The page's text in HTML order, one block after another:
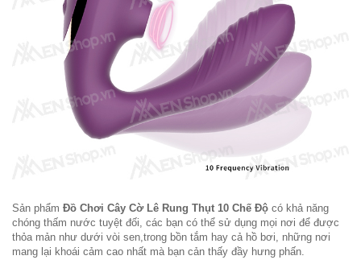
Sản phẩm Đồ Chơi Cây Cờ Lê Rung Thụt 10 Chế Độ có khả năng
chóng thấm nước tuyệt đối, các bạn có thể sử dụng mọi nơi để được
thỏa mản như dưới vòi sen,trong bồn tắm hay cả hồ bơi, những nơi
mang lại khoái cảm cao nhất mà bạn cản thấy đầy hưng phấn.